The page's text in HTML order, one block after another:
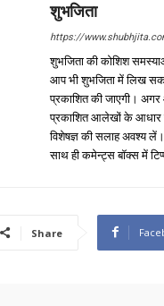
शुभजिता
https://
शुभजिता की कोशिश
आप भी शुभजिता में लिख
प्रकाशित की जाएगी।
प्रकाशित आलेखों के आधार
विशेषज्ञ की सलाह अवश्य
साथ ही कमेन्ट्स बॉक्स में
Share